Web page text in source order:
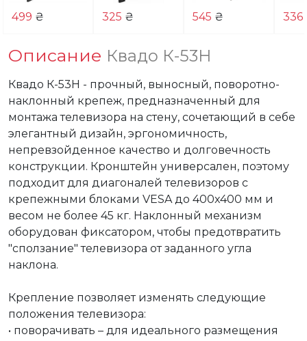
499 ₴ 325 ₴ 545 ₴ 336
Описание Квадо К-53Н
Квадо К-53Н - прочный, выносный, поворотно-
наклонный крепеж, предназначенный для
монтажа телевизора на стену, сочетающий в себе
элегантный дизайн, эргономичность,
непревзойденное качество и долговечность
конструкции. Кронштейн универсален, поэтому
подходит для диагоналей телевизоров с
крепежными блоками VESA до 400x400 мм и
весом не более 45 кг. Наклонный механизм
оборудован фиксатором, чтобы предотвратить
"сползание" телевизора от заданного угла
наклона.
Крепление позволяет изменять следующие
положения телевизора:
• поворачивать – для идеального размещения